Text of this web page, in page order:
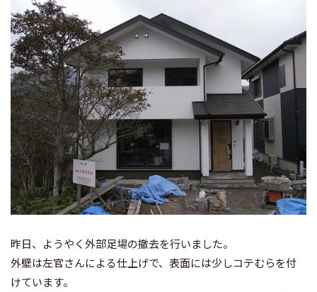
昨日、ようやく外部足場の撤去を行いました。
外壁は左官さんによる仕上げで、表面には少しコテむらを付
けています。